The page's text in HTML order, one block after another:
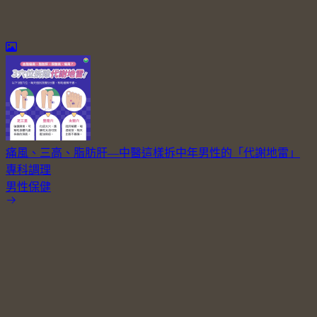
痛風、三高、脂肪肝—中醫這樣拆中年男性的「代謝地雷」
專科調理
男性保健